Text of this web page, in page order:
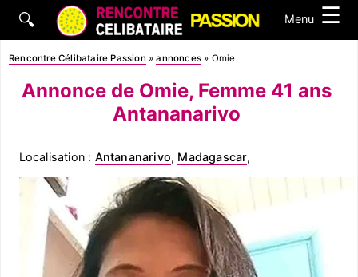
🔍 Menu ☰
Rencontre Célibataire Passion »annonces » Omie
Annonce de Omie, Femme 41 ans
Antananarivo
Localisation : Antananarivo, Madagascar,